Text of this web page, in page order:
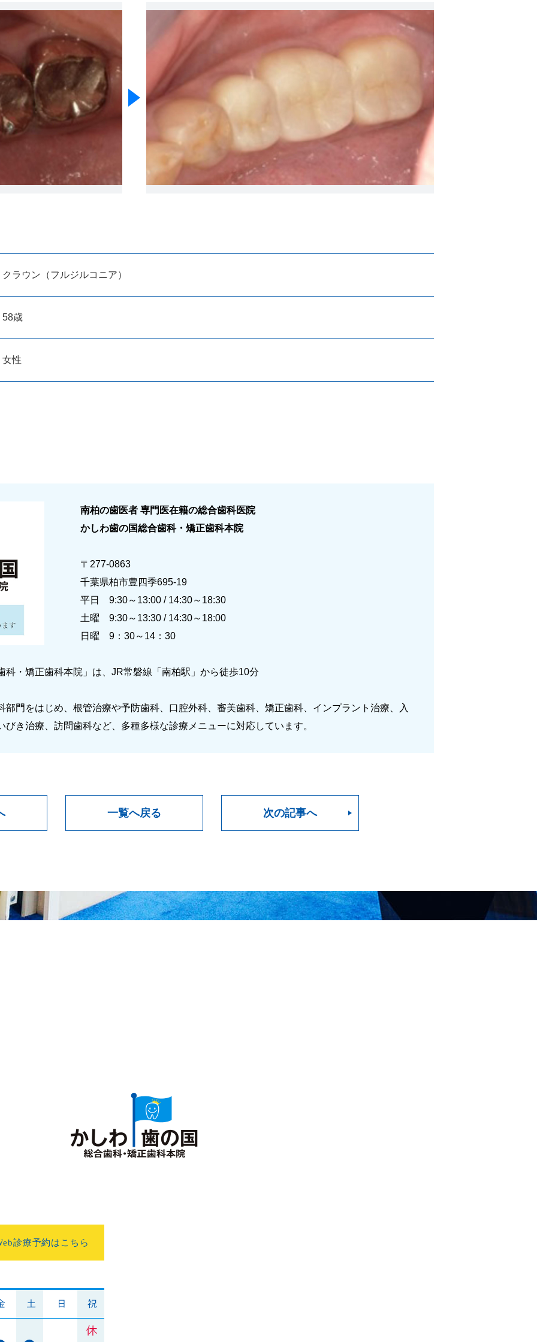
クラウン（フルジルコニア）
58歳
女性
南柏の歯医者 専門医在籍の総合歯科医院
かしわ歯の国総合歯科・矯正歯科本院
〒277-0863
千葉県柏市豊四季695-19
平日 9:30～13:00 / 14:30～18:30
土曜 9:30～13:30 / 14:30～18:00
日曜 9：30～14：30
科・矯正歯科本院」は、JR常磐線「南柏駅」から徒歩10分
部門をはじめ、根管治療や予防歯科、口腔外科、審美歯科、矯正歯科、インプラント治療、入
き治療、訪問歯科など、多種多様な診療メニューに対応しています。
一覧へ戻る 次の記事へ
診療予約はこちら